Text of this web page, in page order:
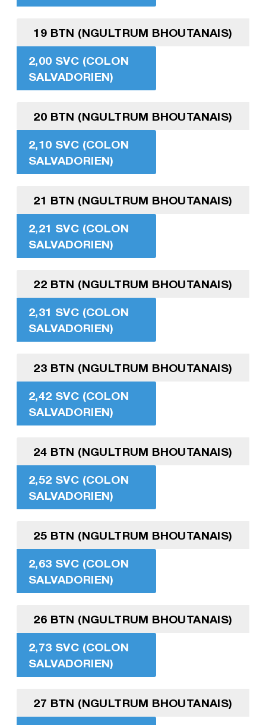
19 BTN (NGULTRUM BHOUTANAIS)
2,00 SVC (COLON
SALVADORIEN)
20 BTN (NGULTRUM BHOUTANAIS)
2,10 SVC (COLON
SALVADORIEN)
21 BTN (NGULTRUM BHOUTANAIS)
2,21 SVC (COLON
SALVADORIEN)
22 BTN (NGULTRUM BHOUTANAIS)
2,31 SVC (COLON
SALVADORIEN)
23 BTN (NGULTRUM BHOUTANAIS)
2,42 SVC (COLON
SALVADORIEN)
24 BTN (NGULTRUM BHOUTANAIS)
2,52 SVC (COLON
SALVADORIEN)
25 BTN (NGULTRUM BHOUTANAIS)
2,63 SVC (COLON
SALVADORIEN)
26 BTN (NGULTRUM BHOUTANAIS)
2,73 SVC (COLON
SALVADORIEN)
27 BTN (NGULTRUM BHOUTANAIS)